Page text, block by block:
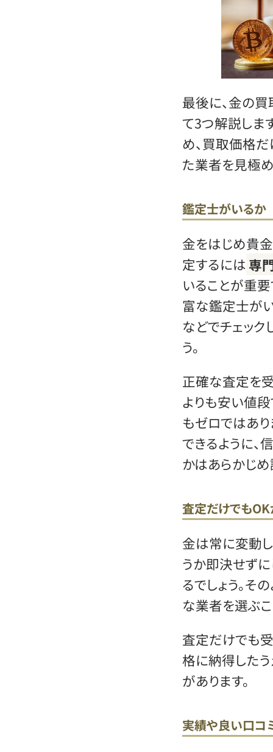
最後に、金の
て3つ解説しま
め、買取価格
た業者を見極
鑑定士がいるか
金をはじめ貴
定するには専
いることが重
富な鑑定士が
などでチェック
う。
正確な査定を
よりも安い値
もゼロではあ
できるように、
かはあらかじめ
査定だけでも
金は常に変動
うか即決せず
るでしょう。そ
な業者を選ぶこ
査定だけでも
格に納得したう
があります。
実績や良い口コ